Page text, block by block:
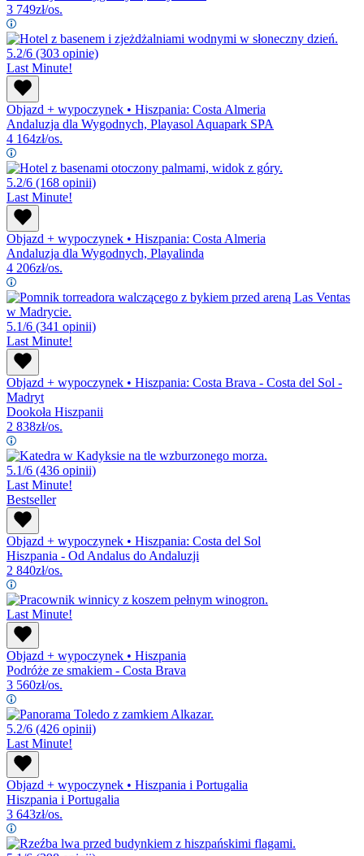
3 749zł/os.
5.2/6 (303 opinie)
Last Minute!
Objazd + wypoczynek • Hiszpania: Costa Almeria
Andaluzja dla Wygodnych, Playasol Aquapark SPA
4 164zł/os.
5.2/6 (168 opinii)
Last Minute!
Objazd + wypoczynek • Hiszpania: Costa Almeria
Andaluzja dla Wygodnych, Playalinda
4 206zł/os.
5.1/6 (341 opinii)
Last Minute!
Objazd + wypoczynek • Hiszpania: Costa Brava - Costa del Sol -
Madryt
Dookoła Hiszpanii
2 838zł/os.
5.1/6 (436 opinii)
Last Minute!
Bestseller
Objazd + wypoczynek • Hiszpania: Costa del Sol
Hiszpania - Od Andalus do Andaluzji
2 840zł/os.
Last Minute!
Objazd + wypoczynek • Hiszpania
Podróże ze smakiem - Costa Brava
3 560zł/os.
5.2/6 (426 opinii)
Last Minute!
Objazd + wypoczynek • Hiszpania i Portugalia
Hiszpania i Portugalia
3 643zł/os.